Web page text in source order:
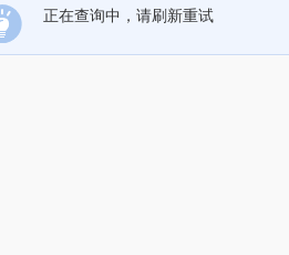
正在查询中，请刷新重试